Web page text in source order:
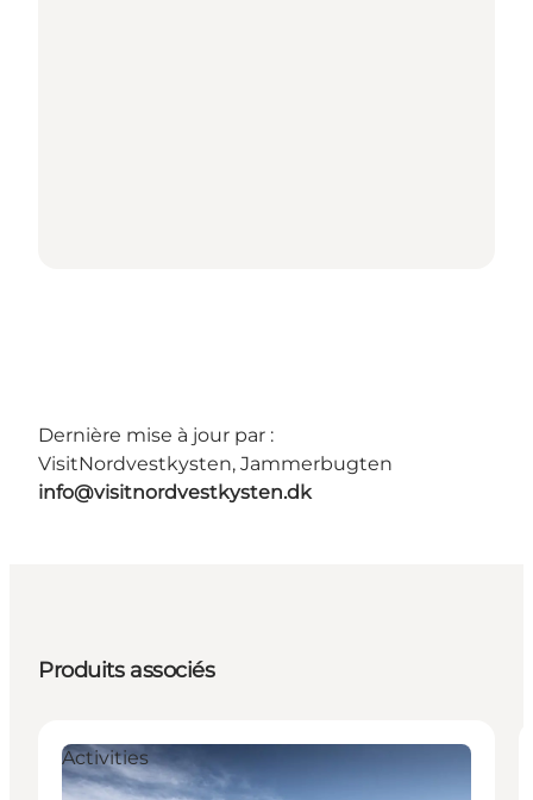
Dernière mise à jour par :
VisitNordvestkysten, Jammerbugten
info@visitnordvestkysten.dk
Produits associés
Activities